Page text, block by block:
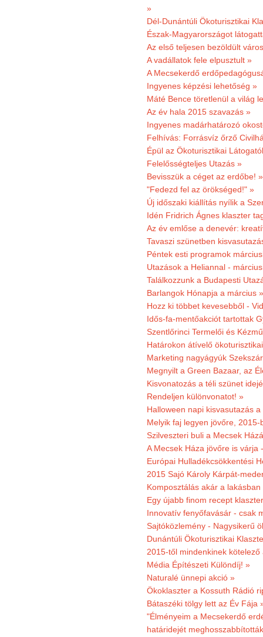
»
Dél-Dunántúli Ökoturisztikai
Észak-Magyarországot
Az első teljesen bezöldült
A vadállatok fele elpusztult »
A Mecsekerdő
Ingyenes képzési lehetőség »
Máté Bence töretlenül a világ
Az év hala 2015 szavazás »
Ingyenes madárhatározó
Felhívás: Forrásvíz őrző
Épül az Ökoturisztikai
Felelősségteljes Utazás »
Bevisszük a céget az erdőbe! »
"Fedezd fel az örökséged!" »
Új időszaki kiállítás nyílik a
Idén Fridrich Ágnes klaszter
Az év emlőse a denevér:
Tavaszi szünetben
Péntek esti programok
Utazások a Heliannal -
Találkozzunk a Budapesti
Barlangok Hónapja a március »
Hozz ki többet kevesebből -
Idős-fa-mentőakciót tartottak
Szentlőrinci Termelői és
Határokon átívelő
Marketing nagyágyúk
Megnyilt a Green Bazaar, az
Kisvonatozás a téli szünet
Rendeljen különvonatot! »
Halloween napi kisvasutazás
Melyik faj legyen jövőre,
Szilveszteri buli a Mecsek
A Mecsek Háza jövőre is várja
Európai Hulladékcsökkentési
2015 Sajó Károly Kárpát-
Komposztálás akár a lakásban
Egy újabb finom recept
Innovatív fenyőfavásár - csak
Sajtóközlemény - Nagysikerű
Dunántúli Ökoturisztikai
2015-től mindenkinek
Média Építészeti Különdíj! »
Naturalé ünnepi akció »
Ökoklaszter a Kossuth Rádió
Bátaszéki tölgy lett az Év Fája
"Élményeim a Mecsekerdő
határidejét